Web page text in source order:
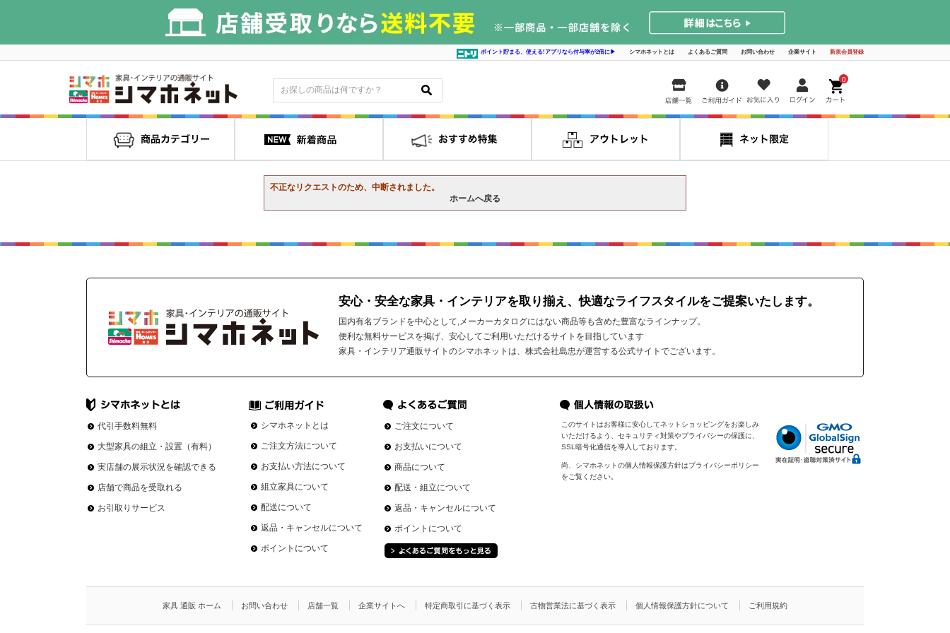
ポイント貯まる、使える!アプリなら付与率が2倍に▶ シマホネットとは よくあるご質問 お問い合わせ 企業サイト 新規会員登録
0
不正なリクエストのため、中断されました。
ホームへ戻る
安心・安全な家具・インテリアを取り揃え、快適なライフスタイルをご提案いたします。
国内有名ブランドを中心として,メーカーカタログにはない商品等も含めた豊富なラインナップ。
便利な無料サービスを掲げ、安心してご利用いただけるサイトを目指しています
家具・インテリア通販サイトのシマホネットは、株式会社島忠が運営する公式サイトでございます。
代引手数料無料
大型家具の組立・設置（有料）
実店舗の展示状況を確認できる
店舗で商品を受取れる
お引取りサービス
シマホネットとは
ご注文方法について
お支払い方法について
組立家具について
配送について
返品・キャンセルについて
ポイントについて
ご注文について
お支払いについて
商品について
配送・組立について
返品・キャンセルについて
ポイントについて
このサイトはお客様に安心してネットショッピングをお楽しみ
いただけるよう、セキュリティ対策やプライバシーの保護に、
SSL暗号化通信を導入しております。
尚、シマホネットの個人情報保護方針はプライバシーポリシー
をご覧ください。
家具 通販 ホーム お問い合わせ 店舗一覧 企業サイトへ 特定商取引に基づく表示 古物営業法に基づく表示 個人情報保護方針について ご利用規約